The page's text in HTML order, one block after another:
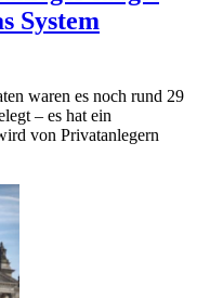
System
waren es noch rund 29
– es hat ein
von Privatanlegern